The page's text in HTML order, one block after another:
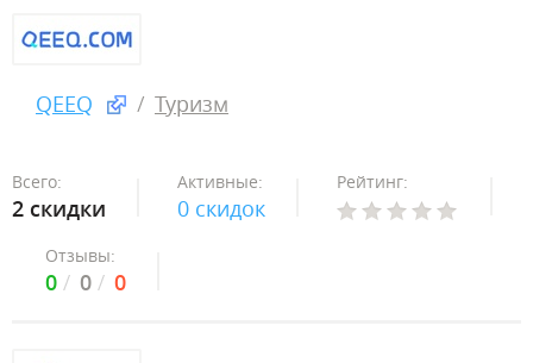
QEEQ Туризм
Всего:
2 скидки
Активные:
0 скидок
Рейтинг:
Отзывы:
0 0 0